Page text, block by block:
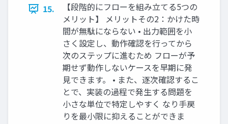
15.
【段階的にフローを組み立てる5つの
メリット】 メリットその2：かけた時
間が無駄にならない • 出力範囲を小
さく設定し、動作確認を行ってから
次のステップに進むため フローが予
期せず動作しないケースを早期に発
見できます。 • また、逐次確認するこ
とで、実装の過程で発生する問題を
小さな単位で特定しやすく なり手戻
りを最小限に抑えることができま